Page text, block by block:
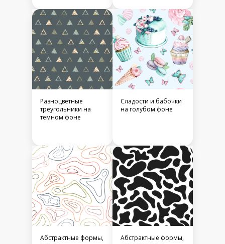
Разноцветные
треугольники на
темном фоне
Сладости и бабочки
на голубом фоне
Абстрактные формы,
Абстрактные формы,